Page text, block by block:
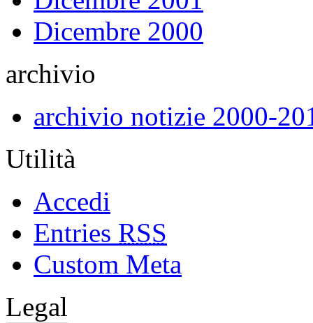
Dicembre 2000
archivio
archivio notizie 2000-
Utilità
Accedi
Entries RSS
Custom Meta
Legal